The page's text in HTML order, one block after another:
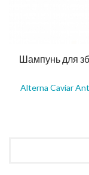
Шампунь для
Alterna Caviar